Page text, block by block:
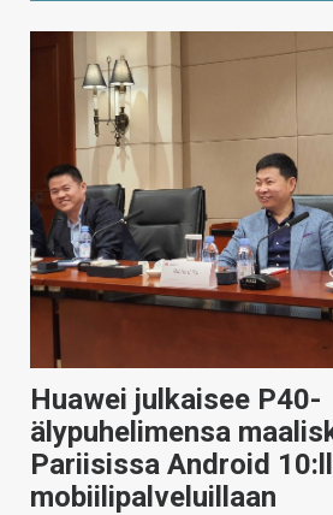
Huawei julkaisee P40-
älypuhelimensa
Pariisissa Android
mobiilipalveluillaan